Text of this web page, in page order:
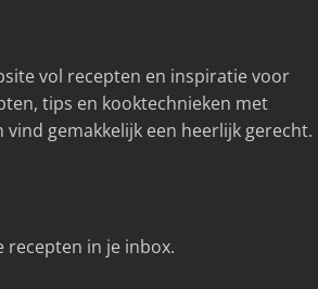
vol recepten en inspiratie voor
tips en kooktechnieken met
vind gemakkelijk een heerlijk gerecht.
recepten in je inbox.